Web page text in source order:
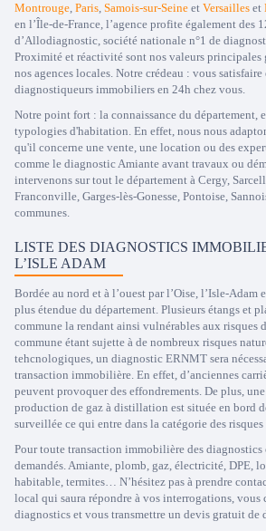
Montrouge, Paris, Samois-sur-Seine et Versailles et
en l’Île-de-France, l’agence profite également des
d’Allodiagnostic, société nationale n°1 de
Proximité et réactivité sont nos valeurs principales
nos agences locales. Notre crédeau : vous
diagnostiqueurs immobiliers en 24h chez vous.
Notre point fort : la connaissance du département,
typologies d'habitation. En effet, nous nous
qu'il concerne une vente, une location ou des
comme le diagnostic Amiante avant travaux ou
intervenons sur tout le département à Cergy,
Franconville, Garges-lès-Gonesse, Pontoise,
communes.
LISTE DES DIAGNOSTICS
L’ISLE ADAM
Bordée au nord et à l’ouest par l’Oise, l’Isle-Adam
plus étendue du département. Plusieurs étangs et
commune la rendant ainsi vulnérables aux risques
commune étant sujette à de nombreux risques
tehcnologiques, un diagnostic ERNMT sera
transaction immobilière. En effet, d’anciennes
peuvent provoquer des effondrements. De plus,
production de gaz à distillation est située en bord
surveillée ce qui entre dans la catégorie des
Pour toute transaction immobilière des
demandés. Amiante, plomb, gaz, électricité, DPE,
habitable, termites… N’hésitez pas à prendre
local qui saura répondre à vos interrogations, vous
diagnostics et vous transmettre un devis gratuit de